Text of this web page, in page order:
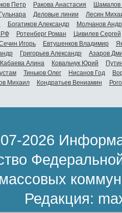
Петр Ракова Анастасия
Шамалов
Деловые линии
Лесин
Богатиков Александр
Молчанов
Ротенберг Роман
Цивилев Сергей
Игорь Евтушенков Владимир
Григорьев Александр
Азаров
Кабаева Алина Ковальчук Юрий
Тиньков Олег Нисанов Год
Михаил Кондратьев Вениамин
2026
массовых
Редакция: